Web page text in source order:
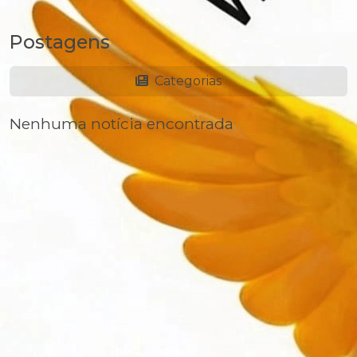
Postagens
Categorias
Nenhuma notícia encontrada